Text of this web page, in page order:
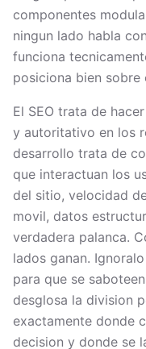
componentes
ningun lado habla
funciona
posiciona bien
El SEO trata de
y autoritativo en los
desarrollo trata de
que interactuan los
del sitio, velocidad
movil, datos
verdadera palanca.
lados ganan.
para que se
desglosa la division
exactamente donde
decision y donde se